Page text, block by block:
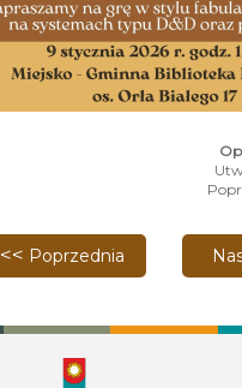
Poprzednia strona:
Poprzednia